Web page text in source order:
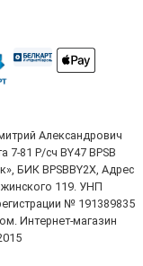
Александрович
7-81 Р/сч BY47 BPSB
БИК BPSBBY2X, Адрес
119. УНП
№ 191389835
Интернет-магазин